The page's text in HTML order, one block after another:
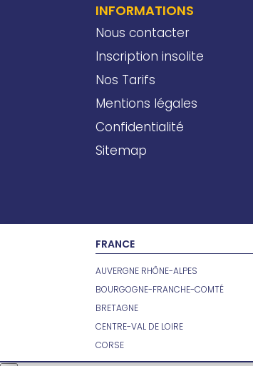
INFORMATIONS
Nous contacter
Inscription insolite
Nos Tarifs
Mentions légales
Confidentialité
Sitemap
FRANCE
AUVERGNE RHÔNE-ALPES
BOURGOGNE-FRANCHE-COMTÉ
BRETAGNE
CENTRE-VAL DE LOIRE
CORSE